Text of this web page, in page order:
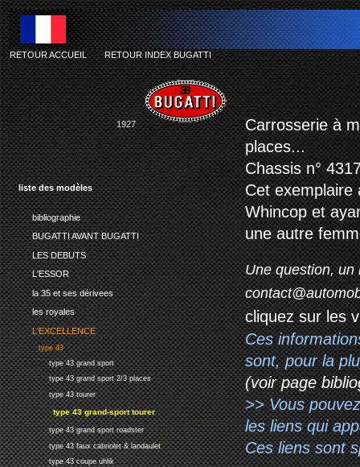
liste des modèles
bibliographie
BUGATTI AVANT BUGATTI
LES DEBUTS
L'ESSOR
la 35 et ses dérivees
les royales
L'EXCELLENCE
type 43
type 43 grand sport
type 43 grand sport 2/3 places
type 43 tourer
type 43 grand-sport tourer
type 43 grand sport roadster
type 43 faux cabriolet & landaulet
type 43 coupe uhlik
RETOUR ACCUEIL-RETOUR INDEX BUGATTI
1927
Carrosserie à
places...
Chassis n°
Cet exemplaire
Whincop et
une autre
Une question, un
cliquez sur les
Ces
sont, pour la
(voir page
>> Vous
les liens qui
Ces liens sont